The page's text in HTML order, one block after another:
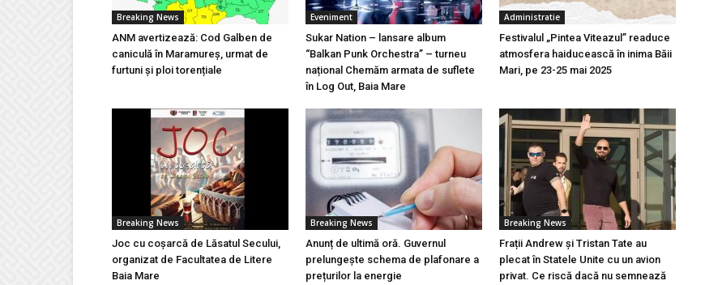
Breaking News
ANM avertizează: Cod Galben de
caniculă în Maramureș, urmat de
furtuni și ploi torențiale
Eveniment
Sukar Nation – lansare album
“Balkan Punk Orchestra” – turneu
național Chemăm armata de suflete
în Log Out, Baia Mare
Administratie
Festivalul „Pintea Viteazul” readuce
atmosfera haiducească în inima Băii
Mari, pe 23-25 mai 2025
Breaking News
Joc cu coșarcă de Lăsatul Secului,
organizat de Facultatea de Litere
Baia Mare
Breaking News
Anunț de ultimă oră. Guvernul
prelungește schema de plafonare a
prețurilor la energie
Breaking News
Frații Andrew și Tristan Tate au
plecat în Statele Unite cu un avion
privat. Ce riscă dacă nu semnează